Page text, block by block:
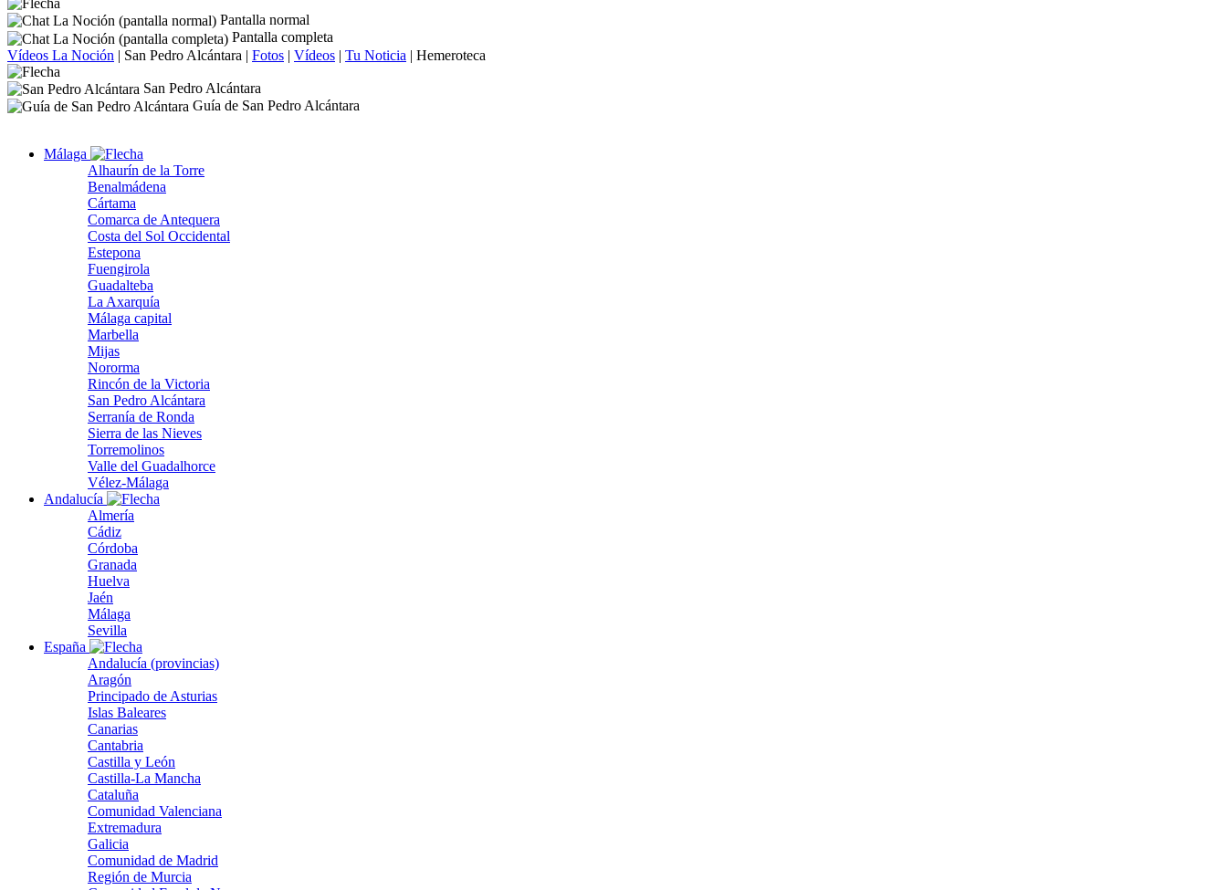
Pantalla normal
Pantalla completa
Vídeos La Noción | San Pedro Alcántara | Fotos | Vídeos | Tu Noticia | Hemeroteca
San Pedro Alcántara
Guía de San Pedro Alcántara
Málaga
Alhaurín de la Torre
Benalmádena
Cártama
Comarca de Antequera
Costa del Sol Occidental
Estepona
Fuengirola
Guadalteba
La Axarquía
Málaga capital
Marbella
Mijas
Nororma
Rincón de la Victoria
San Pedro Alcántara
Serranía de Ronda
Sierra de las Nieves
Torremolinos
Valle del Guadalhorce
Vélez-Málaga
Andalucía
Almería
Cádiz
Córdoba
Granada
Huelva
Jaén
Málaga
Sevilla
España
Andalucía (provincias)
Aragón
Principado de Asturias
Islas Baleares
Canarias
Cantabria
Castilla y León
Castilla-La Mancha
Cataluña
Comunidad Valenciana
Extremadura
Galicia
Comunidad de Madrid
Región de Murcia